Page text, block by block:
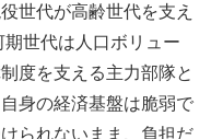
世代が高齢世代を支え
世代は人口ボリュー
度を支える主力部隊と
身の経済基盤は脆弱で
られないまま、負担だ